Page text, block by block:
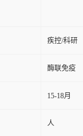
疾控/科研
酶联免疫
15-18月
人